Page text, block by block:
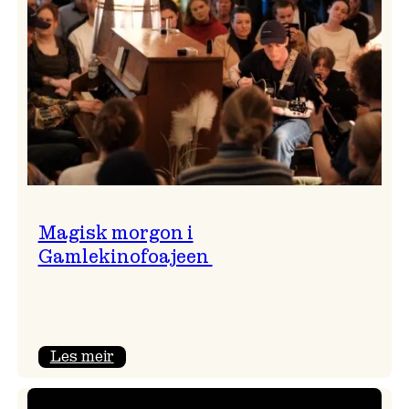
Magisk morgon i
Gamlekinofoajeen
Les meir: